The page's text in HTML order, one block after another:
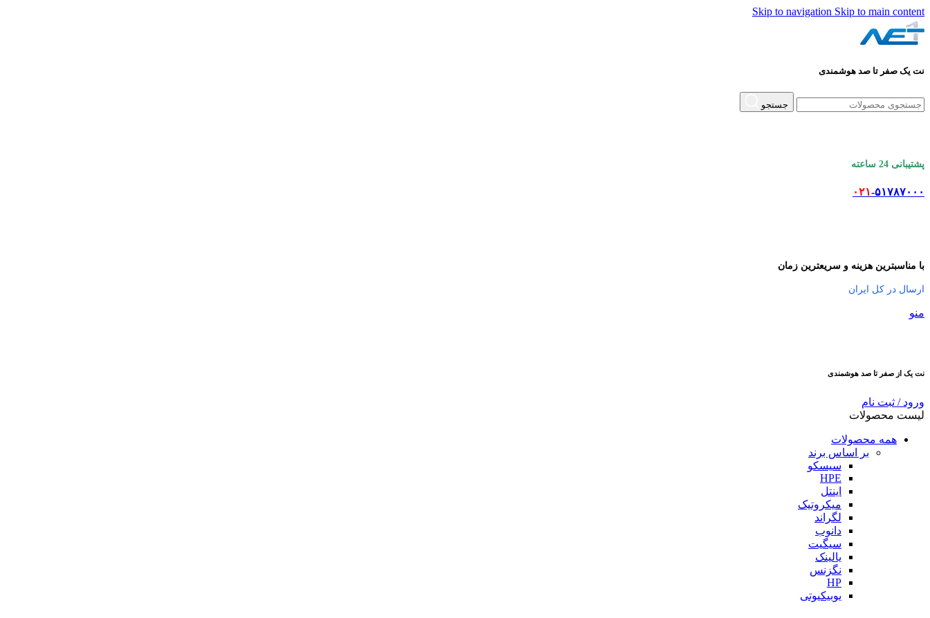
Skip to navigation Skip to main content
نت یک صفر تا صد هوشمندی
جستجو
پشتیبانی 24 ساعته
۰۲۱-۵۱۷۸۷۰۰۰
با مناسبترین هزینه و سریعترین زمان
ارسال در کل ایران
منو
نت یک از صفر تا صد هوشمندی
ورود / ثبت نام
لیست محصولات
همه محصولات
بر اساس برند
سیسکو
HPE
اینتل
میکروتیک
لگراند
دانوب
سیگیت
یالینک
نگزنس
HP
یوبیکیوتی